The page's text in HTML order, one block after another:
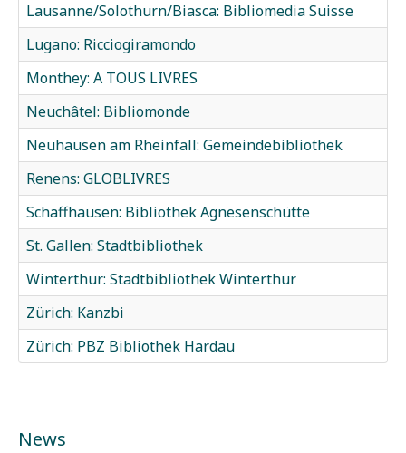
Lausanne/Solothurn/Biasca: Bibliomedia Suisse
Lugano: Ricciogiramondo
Monthey: A TOUS LIVRES
Neuchâtel: Bibliomonde
Neuhausen am Rheinfall: Gemeindebibliothek
Renens: GLOBLIVRES
Schaffhausen: Bibliothek Agnesenschütte
St. Gallen: Stadtbibliothek
Winterthur: Stadtbibliothek Winterthur
Zürich: Kanzbi
Zürich: PBZ Bibliothek Hardau
News